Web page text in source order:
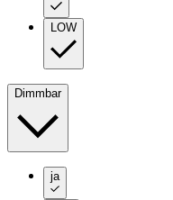
LOW
Dimmbar
ja